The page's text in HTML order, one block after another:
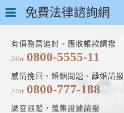
免費法律諮詢網
有債務需追討、應收帳款請撥
24hr 0800-5555-11
感情挽回、婚姻問題、離婚請撥
24hr 0800-777-188
調查跟蹤，蒐集證據請撥